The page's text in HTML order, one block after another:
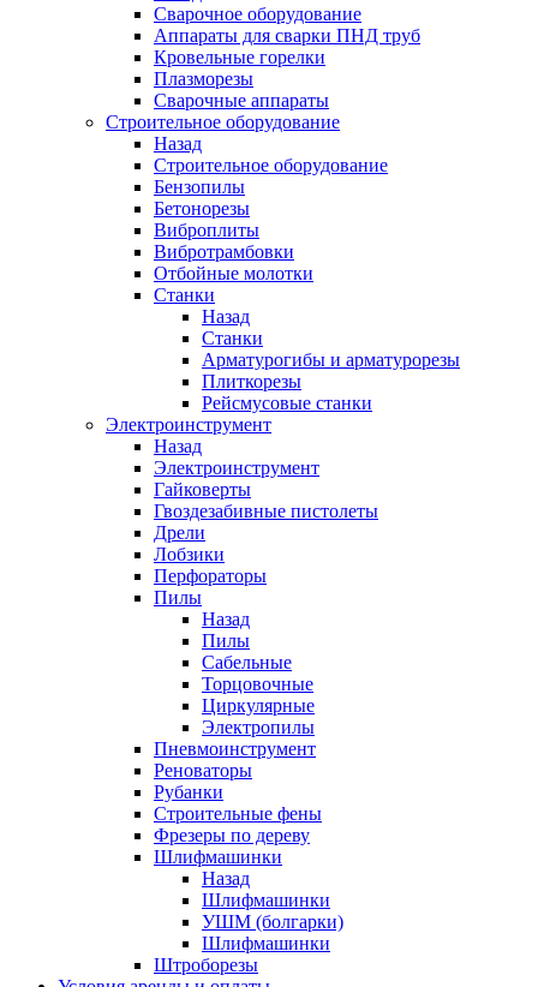
Сварочное оборудование
Аппараты для сварки ПНД труб
Кровельные горелки
Плазморезы
Сварочные аппараты
Строительное оборудование
Назад
Строительное оборудование
Бензопилы
Бетонорезы
Виброплиты
Вибротрамбовки
Отбойные молотки
Станки
Назад
Станки
Арматурогибы и арматурорезы
Плиткорезы
Рейсмусовые станки
Электроинструмент
Назад
Электроинструмент
Гайковерты
Гвоздезабивные пистолеты
Дрели
Лобзики
Перфораторы
Пилы
Назад
Пилы
Сабельные
Торцовочные
Циркулярные
Электропилы
Пневмоинструмент
Реноваторы
Рубанки
Строительные фены
Фрезеры по дереву
Шлифмашинки
Назад
Шлифмашинки
УШМ (болгарки)
Шлифмашинки
Штроборезы